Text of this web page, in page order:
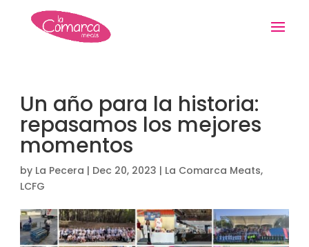
Un año para la historia:
repasamos los mejores
momentos
by La Pecera | Dec 20, 2023 | La Comarca Meats,
LCFG